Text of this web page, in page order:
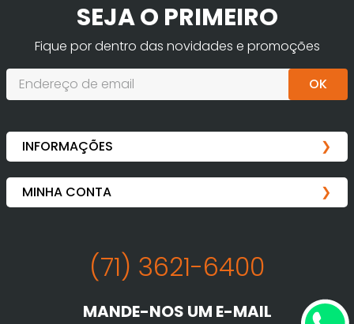
SEJA O PRIMEIRO
Fique por dentro das novidades e promoções
OK
(71) 3621-6400
MANDE-NOS UM E-MAIL